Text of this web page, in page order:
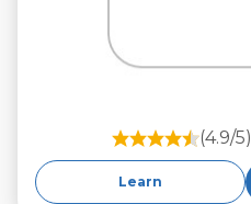
(4.9/5)
Learn